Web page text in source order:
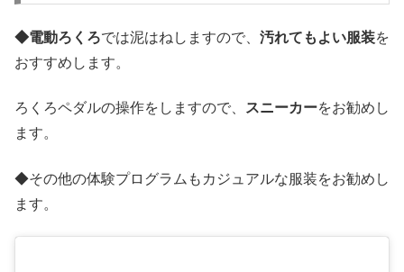
◆電動ろくろでは泥はねしますので、 汚れてもよい服装を
おすすめします。
ろくろペダルの操作をしますので、 スニーカーをお勧めし
ます。
◆その他の体験プログラムもカジュアルな服装をお勧めし
ます。